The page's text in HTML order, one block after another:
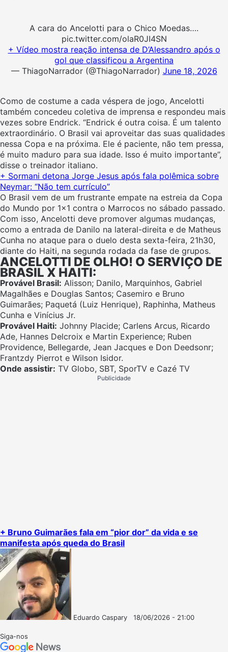
A cara do Ancelotti para o Chico Moedas….
pic.twitter.com/olaR0JI4SN
+ Vídeo mostra reação intensa de D’Alessandro após o
gol que classificou a Argentina
— ThiagoNarrador (@ThiagoNarrador) June 18, 2026
Como de costume a cada véspera de jogo, Ancelotti
também concedeu coletiva de imprensa e respondeu mais
vezes sobre Endrick. “Endrick é outra coisa. É um talento
extraordinário. O Brasil vai aproveitar das suas qualidades
nessa Copa e na próxima. Ele é paciente, não tem pressa,
é muito maduro para sua idade. Isso é muito importante”,
disse o treinador italiano.
+ Sormani detona Jorge Jesus após fala polêmica sobre
Neymar: “Não tem currículo”
O Brasil vem de um frustrante empate na estreia da Copa
do Mundo por 1×1 contra o Marrocos no sábado passado.
Com isso, Ancelotti deve promover algumas mudanças,
como a entrada de Danilo na lateral-direita e de Matheus
Cunha no ataque para o duelo desta sexta-feira, 21h30,
diante do Haiti, na segunda rodada da fase de grupos.
ANCELOTTI DE OLHO! O SERVIÇO DE
BRASIL X HAITI:
Provável Brasil: Alisson; Danilo, Marquinhos, Gabriel
Magalhães e Douglas Santos; Casemiro e Bruno
Guimarães; Paquetá (Luiz Henrique), Raphinha, Matheus
Cunha e Vinícius Jr.
Provável Haiti: Johnny Placide; Carlens Arcus, Ricardo
Ade, Hannes Delcroix e Martin Experience; Ruben
Providence, Bellegarde, Jean Jacques e Don Deedsonr;
Frantzdy Pierrot e Wilson Isidor.
Onde assistir: TV Globo, SBT, SporTV e Cazé TV
Publicidade
+ Bruno Guimarães fala em “pior dor” da vida e se
manifesta após queda do Brasil
Eduardo Caspary
18/06/2026 - 21:00
Siga-nos